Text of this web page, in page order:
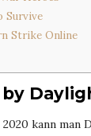
Survive
Strike Online
by
kann man